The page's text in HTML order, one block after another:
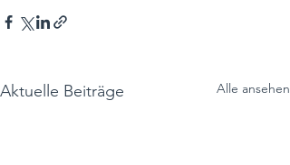
Aktuelle Beiträge Alle ansehen